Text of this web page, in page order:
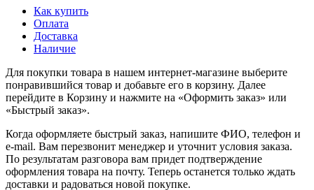
Как купить
Оплата
Доставка
Наличие
Для покупки товара в нашем интернет-магазине выберите
понравившийся товар и добавьте его в корзину. Далее
перейдите в Корзину и нажмите на «Оформить заказ» или
«Быстрый заказ».
Когда оформляете быстрый заказ, напишите ФИО, телефон и
e-mail. Вам перезвонит менеджер и уточнит условия заказа.
По результатам разговора вам придет подтверждение
оформления товара на почту. Теперь останется только ждать
доставки и радоваться новой покупке.